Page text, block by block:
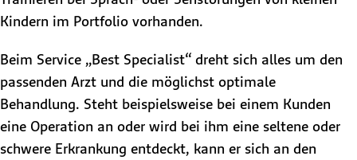
Kindern im Portfolio vorhanden.
Beim Service „Best Specialist“ dreht sich alles um den
passenden Arzt und die möglichst optimale
Behandlung. Steht beispielsweise bei einem Kunden
eine Operation an oder wird bei ihm eine seltene oder
schwere Erkrankung entdeckt, kann er sich an den